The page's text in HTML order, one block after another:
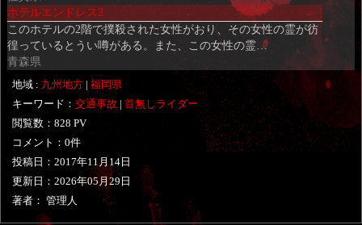
ホテルエンドレス2
このホテルの2階で撲殺された女性がおり、その女性の霊が彷
徨っているとうい噂がある。また、この女性の霊…
青森県
地域 : 九州地方 |福岡県
キーワード：交通事故 |首無しライダー
閲覧数：828 PV
コメント：0件
投稿日：2017年11月14日
更新日：2026年05月29日
著者： 管理人